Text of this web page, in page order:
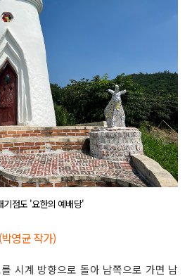
점도 '요한의 예배당'
영균 작가)
시계 방향으로 돌아 남쪽으로 가면 남